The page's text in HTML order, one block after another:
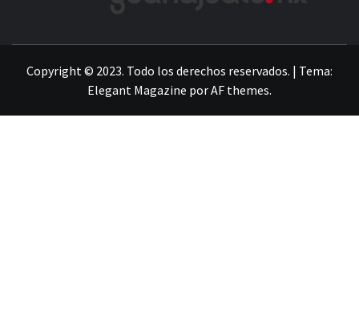
Copyright © 2023. Todo los derechos reservados. | Tema:
Elegant Magazine porAF themes.